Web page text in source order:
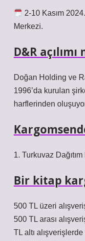
2-10 Kasım 2024.
Merkezi.
D&R
Doğan Holding ve
1996’da kurulan
harflerinden
1. Turkuvaz
Bir kitap
500 TL üzeri
500 TL arası
TL altı